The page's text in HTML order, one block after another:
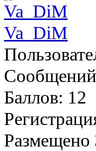
Va_DiM
Баллов: 12
Размещено